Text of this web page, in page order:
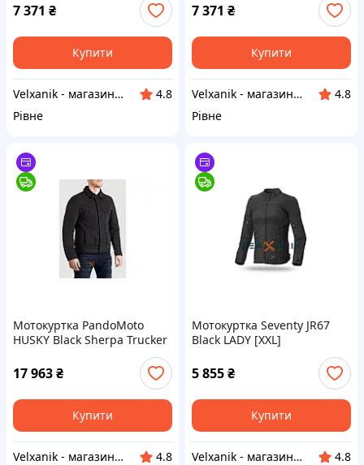
7 371 ₴
Купити
Velxanik - магазин мототехніки, велотоварів, с/г техніки, аксесуарів та запчастин
4.8
Рівне
7 371 ₴
Купити
Velxanik - магазин мототехніки, велотоварів, с/г техніки, аксесуарів та запчастин
4.8
Рівне
Мотокуртка PandoMoto
HUSKY Black Sherpa Trucker
17 963₴
Купити
Velxanik - магазин мототехніки, велотоварів, с/г техніки, аксесуарів та запчастин
4.8
Мотокуртка Seventy JR67
Black LADY [XXL]
5 855₴
Купити
Velxanik - магазин мототехніки, велотоварів, с/г техніки, аксесуарів та запчастин
4.8